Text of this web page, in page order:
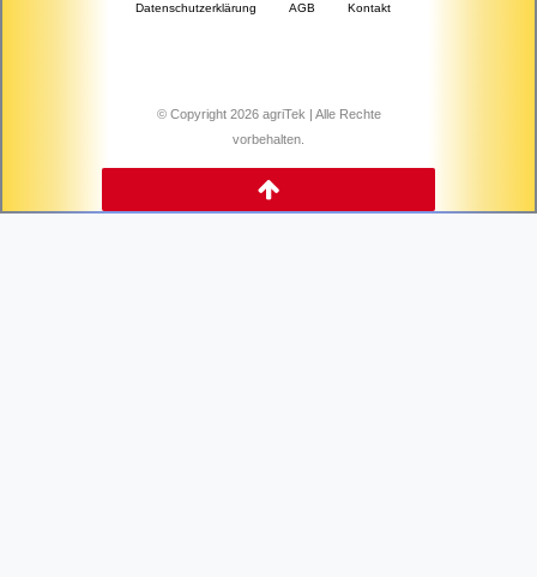
Daten­schutz­erklärung AGB Kontakt
© Copyright 2026 agriTek | Alle Rechte
vorbehalten.